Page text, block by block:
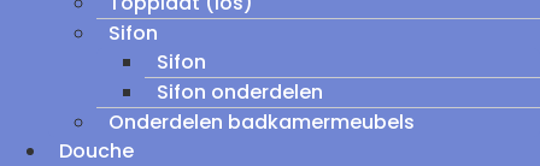
Sifon
Sifon
Sifon onderdelen
Onderdelen badkamermeubels
Douche